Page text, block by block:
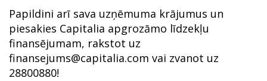
Papildini arī sava uzņēmuma krājumus un
piesakies Capitalia apgrozāmo līdzekļu
finansējumam, rakstot uz
finansejums@capitalia.com vai zvanot uz
28800880!